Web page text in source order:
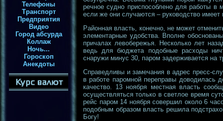
Телефоны
Транспорт
Предприятия
Видео
Город абсурда
Коллаж
Ночь...
Гороскоп
Анекдоты
речное судно приспособлено для работы
если же они случаются – руководство
Районная власть, конечно, не может
элементарные удобства. Вполне
причалах левобережья. Несколько лет
ведь для бюджета подобные расходы
снаружи минус 30, паром задерживается на
Справедливы и замечания в адрес пресс-
в работе паромной переправы доводилась
качество. 13 ноября местная власть
осуществляться только в светлое время
рейс паром 14 ноября совершил около 6
подобным образом власть решила
Богу!